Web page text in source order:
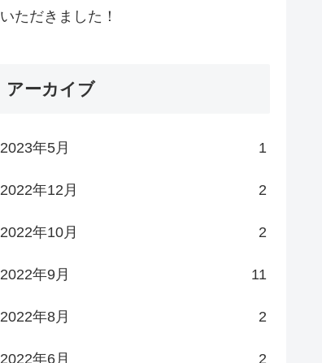
いただきました！
アーカイブ
2023年5月 1
2022年12月 2
2022年10月 2
2022年9月 11
2022年8月 2
2022年6月 2